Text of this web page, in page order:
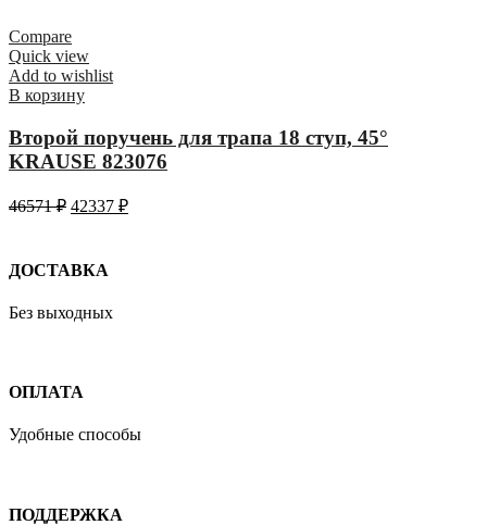
Compare
Quick view
Add to wishlist
В корзину
Второй поручень для трапа 18 ступ, 45°
KRAUSE 823076
46571₽ 42337 ₽
ДОСТАВКА
Без выходных
ОПЛАТА
Удобные способы
ПОДДЕРЖКА